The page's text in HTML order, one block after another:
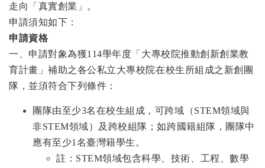
走向「真實創業」。
申請須知如下：
申請資格
一、申請對象為獲114學年度「大專校院推動創新創業教
育計畫」補助之各公私立大專校院在校生所組成之新創團
隊，並須符合下列條件：
團隊由至少3名在校生組成，可跨域（STEM領域與
非STEM領域）及跨校組隊；如跨國籍組隊，團隊中
應有至少1名臺灣籍學生。
註：STEM領域包含科學、技術、工程、數學